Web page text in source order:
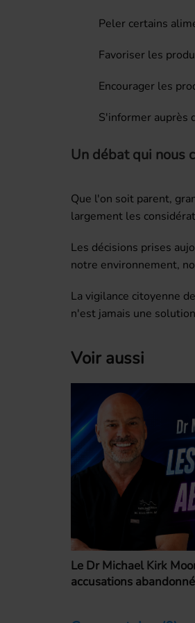
Peler certains
Favoriser les
Encourager les
S'informer auprès
Un débat qui nous
Que l'on soit parent,
largement les
Les décisions prises
notre environnement,
La vigilance citoyenne
n'est jamais une
Voir aussi
Le Dr Michael Kirk
accusations